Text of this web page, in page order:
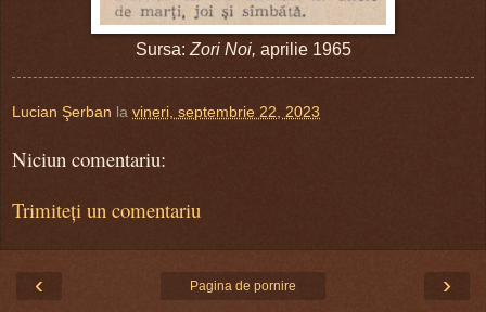
Sursa: Zori Noi, aprilie 1965
Lucian Şerban la vineri, septembrie 22, 2023
Niciun comentariu:
Trimiteți un comentariu
‹ ›
Pagina de pornire